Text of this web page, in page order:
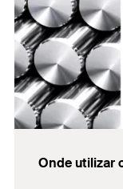
Onde utilizar